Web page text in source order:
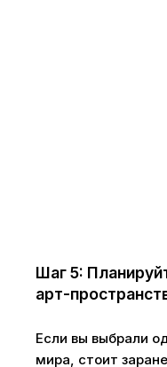
Шаг 5:
арт-
Если вы выбрали
мира, стоит